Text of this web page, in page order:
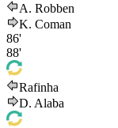
A. Robben
K. Coman
86'
88'
Rafinha
D. Alaba